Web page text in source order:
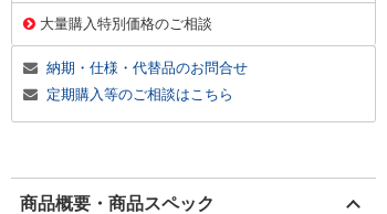
大量購入特別価格のご相談
納期・仕様・代替品のお問合せ
定期購入等のご相談はこちら
商品概要・商品スペック